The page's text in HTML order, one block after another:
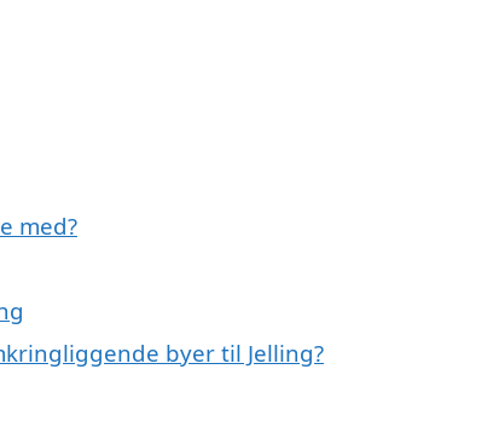
med?
byer til Jelling?